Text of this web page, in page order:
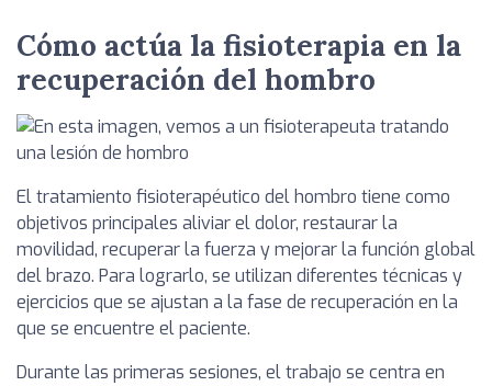
Cómo actúa la fisioterapia en la
recuperación del hombro
El tratamiento fisioterapéutico del hombro tiene como
objetivos principales aliviar el dolor, restaurar la
movilidad, recuperar la fuerza y mejorar la función global
del brazo. Para lograrlo, se utilizan diferentes técnicas y
ejercicios que se ajustan a la fase de recuperación en la
que se encuentre el paciente.
Durante las primeras sesiones, el trabajo se centra en